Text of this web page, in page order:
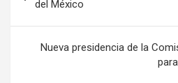
entradas
del México
Nueva presidencia de la